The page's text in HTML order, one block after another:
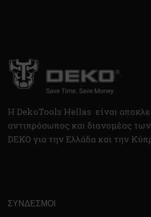
H DekoTools Hellas είναι
αντιπρόσωπος και διανομέας
DEKO για την Ελλάδα και την
ΣΎΝΔΕΣΜΟΙ